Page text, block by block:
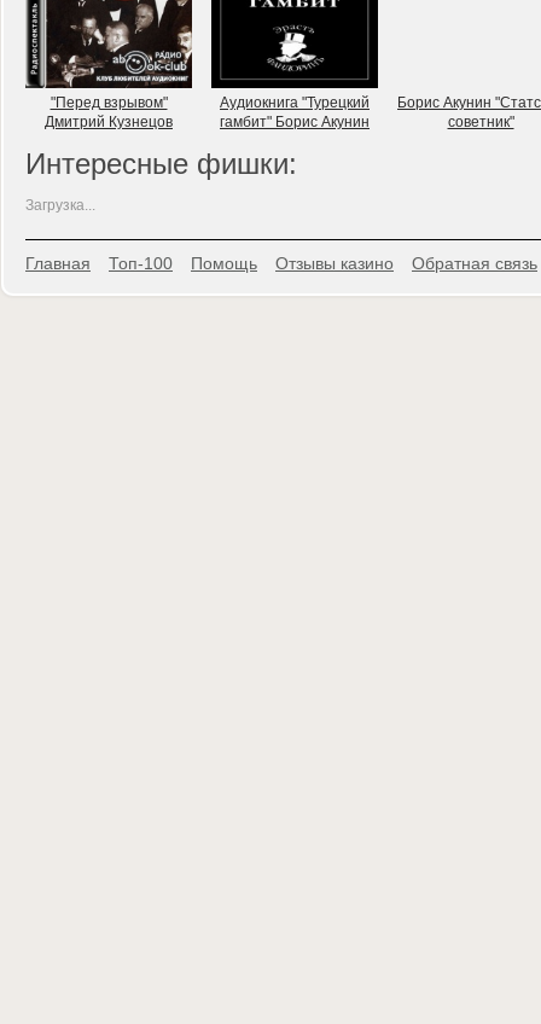
"Перед взрывом"
Дмитрий Кузнецов
Аудиокнига "Турецкий
гамбит" Борис Акунин
Борис Акунин
советник"
Интересные фишки:
Загрузка...
Главная Топ-100 Помощь Отзывы казино Обратная связь